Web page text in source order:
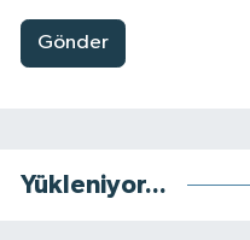
Gönder
Yükleniyor...